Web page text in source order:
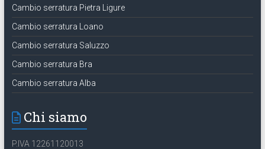
Cambio serratura Pietra Ligure
Cambio serratura Loano
Cambio serratura Saluzzo
Cambio serratura Bra
Cambio serratura Alba
Chi siamo
P.IVA 12261120013